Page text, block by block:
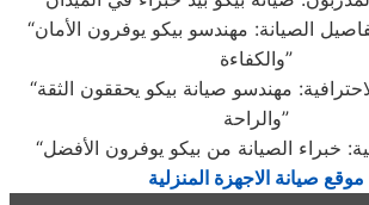
“جودة في كل تفاصيل الصيانة: مهندسو بيكو يوفرون الأمان
والكفاءة”
“الاعتماد على الاحترافية: مهندسو صيانة بيكو يحققون الثقة
والراحة”
موقع صيانة الاجهزة المنزلية